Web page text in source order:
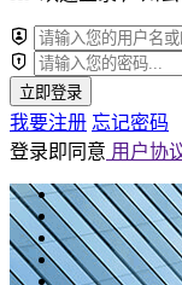
立即登录
我要注册 忘记密码
登录即同意 用户协